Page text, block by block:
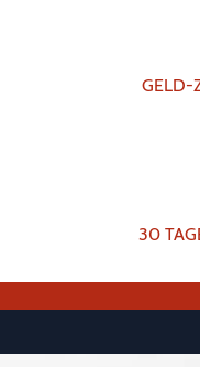
GELD-
30